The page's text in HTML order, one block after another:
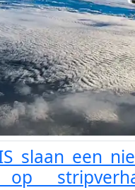
slaan een